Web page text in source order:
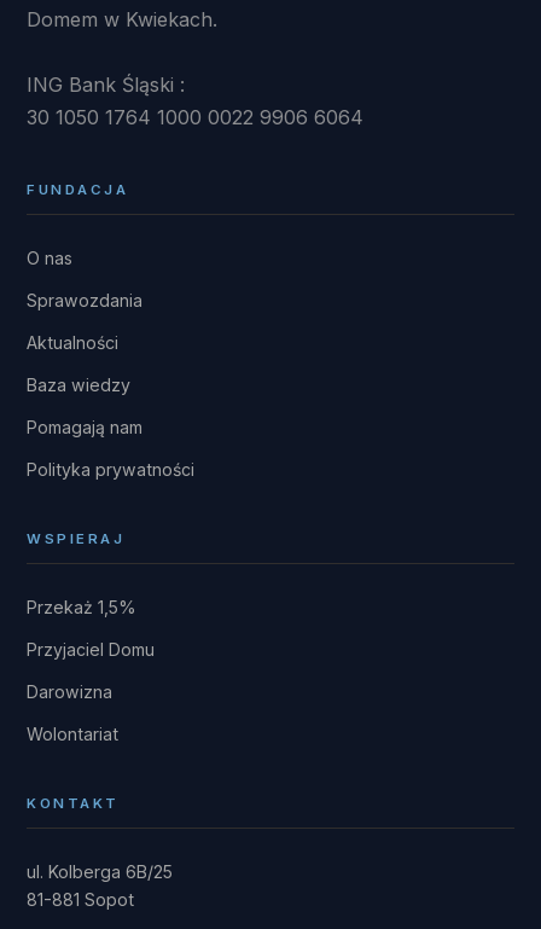
Domem w Kwiekach.
ING Bank Śląski :
30 1050 1764 1000 0022 9906 6064
FUNDACJA
O nas
Sprawozdania
Aktualności
Baza wiedzy
Pomagają nam
Polityka prywatności
WSPIERAJ
Przekaż 1,5%
Przyjaciel Domu
Darowizna
Wolontariat
KONTAKT
ul. Kolberga 6B/25
81-881 Sopot